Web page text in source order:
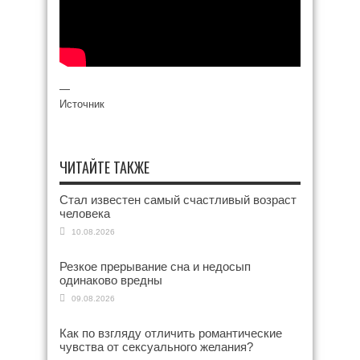
—
Источник
ЧИТАЙТЕ ТАКЖЕ
Стал известен самый счастливый возраст
человека
10.08.2026
Резкое прерывание сна и недосып
одинаково вредны
09.08.2026
Как по взгляду отличить романтические
чувства от сексуального желания?